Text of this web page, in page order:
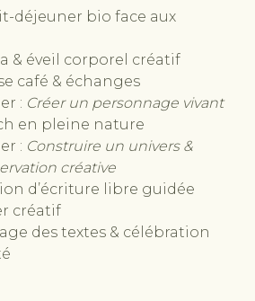
déjeuner bio face aux
& éveil corporel créatif
café & échanges
: Créer un personnage vivant
en pleine nature
: Construire un univers &
créative
d’écriture libre guidée
créatif
des textes & célébration